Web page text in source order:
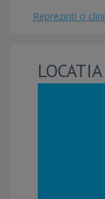
Reprezinti o
LOCATIA